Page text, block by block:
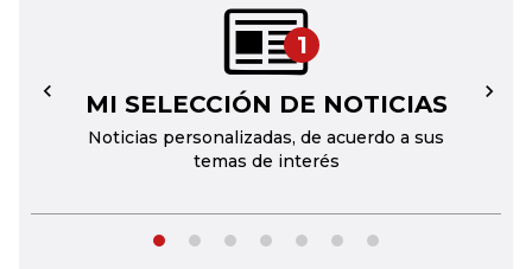
1
MI SELECCIÓN DE NOTICIAS
Noticias personalizadas, de acuerdo a sus
temas de interés
← →